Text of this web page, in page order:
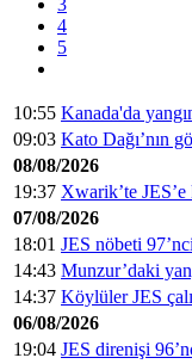
3
4
5
10:55 Kanada'da
09:03 Kato Dağı’nın
08/08/2026
19:37 Xwarik’te
07/08/2026
18:01 JES nöbeti
14:43 Munzur’daki
14:37 Köylüler JES
06/08/2026
19:04 JES direnişi